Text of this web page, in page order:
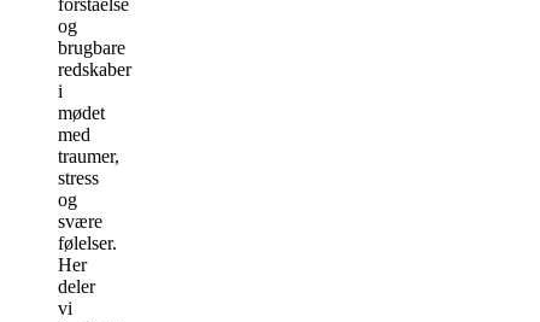
forståelse
og
brugbare
redskaber
i
mødet
med
traumer,
stress
og
svære
følelser.
Her
deler
vi